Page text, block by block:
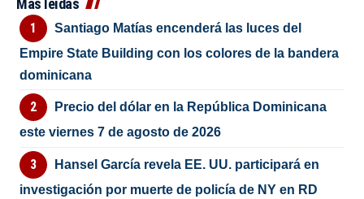
Más leídas
Santiago Matías encenderá las luces del
Empire State Building con los colores de la bandera
dominicana
Precio del dólar en la República Dominicana
este viernes 7 de agosto de 2026
Hansel García revela EE. UU. participará en
investigación por muerte de policía de NY en RD